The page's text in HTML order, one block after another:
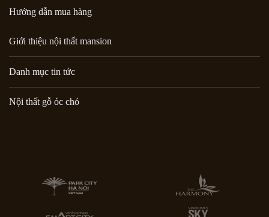
Hướng dẫn mua hàng
Giới thiệu nội thất mansion
Danh mục tin tức
Nội thất gỗ óc chó